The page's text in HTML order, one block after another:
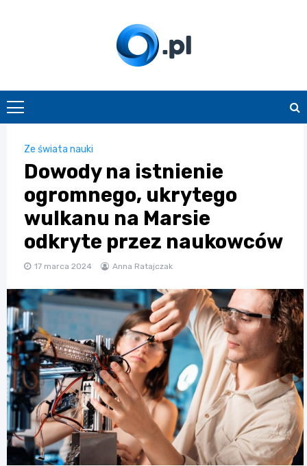
O.pl
Ze świata nauki
Dowody na istnienie
ogromnego, ukrytego
wulkanu na Marsie
odkryte przez naukowców
17 marca 2024 Anna Ratajczak